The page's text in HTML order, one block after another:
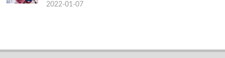
2022-01-07